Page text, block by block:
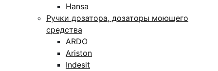
Hansa
Ручки дозатора, дозаторы моющего
средства
ARDO
Ariston
Indesit